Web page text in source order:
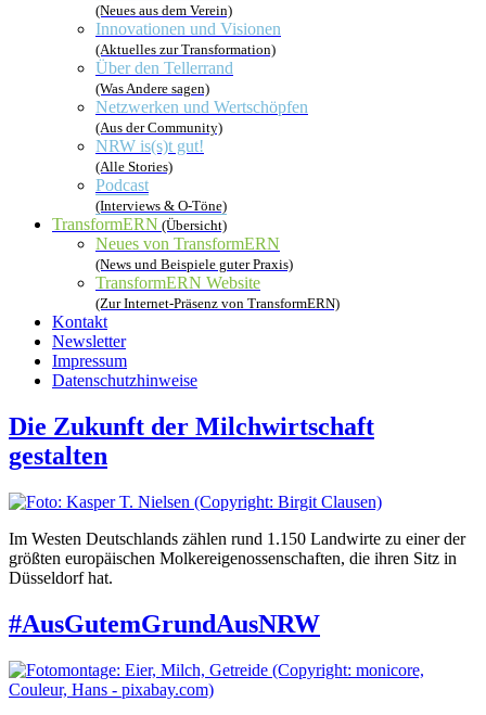
(Neues aus dem Verein)
Innovationen und Visionen
(Aktuelles zur Transformation)
Über den Tellerrand
(Was Andere sagen)
Netzwerken und Wertschöpfen
(Aus der Community)
NRW is(s)t gut!
(Alle Stories)
Podcast
(Interviews & O-Töne)
TransformERN (Übersicht)
Neues von TransformERN
(News und Beispiele guter Praxis)
TransformERN Website
(Zur Internet-Präsenz von TransformERN)
Kontakt
Newsletter
Impressum
Datenschutzhinweise
Die Zukunft der Milchwirtschaft
gestalten
Im Westen Deutschlands zählen rund 1.150 Landwirte zu einer der
größten europäischen Molkereigenossenschaften, die ihren Sitz in
Düsseldorf hat.
#AusGutemGrundAusNRW